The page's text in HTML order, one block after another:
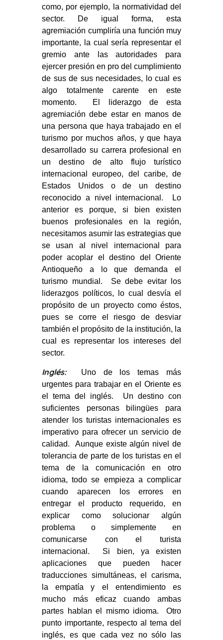
como, por ejemplo, la normatividad del
sector. De igual forma, esta
agremiación cumpliría una función muy
importante, la cual sería representar el
gremio ante las autoridades para
ejercer presión en pro del cumplimiento
de sus de sus necesidades, lo cual es
algo totalmente carente en este
momento. El liderazgo de esta
agremiación debe estar en manos de
una persona que haya trabajado en el
turismo por muchos años, y que haya
desarrollado su carrera profesional en
un destino de alto flujo turístico
internacional europeo, del caribe, de
Estados Unidos o de un destino
reconocido a nivel internacional. Lo
anterior es porque, si bien existen
buenos profesionales en la región,
necesitamos asumir las estrategias que
se usan al nivel internacional para
poder acoplar el destino del Oriente
Antioqueño a lo que demanda el
turismo mundial. Se debe evitar los
liderazgos políticos, lo cual desvía el
propósito de un proyecto como éstos,
pues se corre el riesgo de desviar
también el propósito de la institución, la
cual es representar los intereses del
sector.
Inglés:
Uno de los temas más
urgentes para trabajar en el Oriente es
el tema del inglés. Un destino con
suficientes personas bilingües para
atender los turistas internacionales es
imperativo para ofrecer un servicio de
calidad. Aunque existe algún nivel de
tolerancia de parte de los turistas en el
tema de la comunicación en otro
idioma, todo se empieza a complicar
cuando aparecen los errores en
entregar el producto requerido, en
explicar como solucionar algún
problema o simplemente en
comunicarse con el turista
internacional. Si bien, ya existen
aplicaciones que pueden hacer
traducciones simultáneas, el carisma,
la empatía y el entendimiento es
mucho más eficaz cuando ambas
partes hablan el mismo idioma. Otro
punto importante, respecto al tema del
inglés, es que cada vez no sólo las